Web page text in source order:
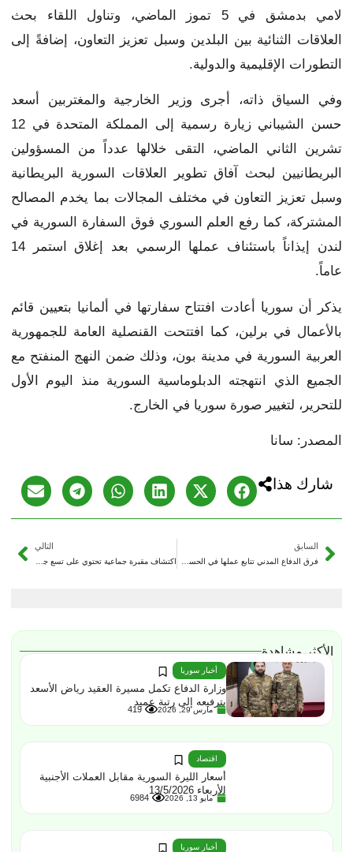
لامي بدمشق في 5 تموز الماضي، وتناول اللقاء بحث
العلاقات الثنائية بين البلدين وسبل تعزيز التعاون، إضافةً إلى
التطورات الإقليمية والدولية.
وفي السياق ذاته، أجرى وزير الخارجية والمغتربين أسعد
حسن الشيباني زيارة رسمية إلى المملكة المتحدة في 12
تشرين الثاني الماضي، التقى خلالها عدداً من المسؤولين
البريطانيين لبحث آفاق تطوير العلاقات السورية البريطانية
وسبل تعزيز التعاون في مختلف المجالات بما يخدم المصالح
المشتركة، كما رفع العلم السوري فوق السفارة السورية في
لندن إيذاناً باستئناف عملها الرسمي بعد إغلاق استمر 14
عاماً.
يذكر أن سوريا أعادت افتتاح سفارتها في ألمانيا بتعيين قائم
بالأعمال في برلين، كما افتتحت القنصلية العامة للجمهورية
العربية السورية في مدينة بون، وذلك ضمن النهج المنفتح مع
الجميع الذي انتهجته الدبلوماسية السورية منذ اليوم الأول
للتحرير، لتغيير صورة سوريا في الخارج.
المصدر: سانا
شارك هذا
السابق التالي
الأكثر مشاهدة
أخبار سوريا
وزارة الدفاع تكمل مسيرة العقيد رياض الأسعد
بترفيعه إلى رتبة عميد
مارس 29, 2026 419
اقتصاد
أسعار الليرة السورية مقابل العملات الأجنبية
الأربعاء 13/5/2026
مايو 13, 2026 6984
أخبار سوريا